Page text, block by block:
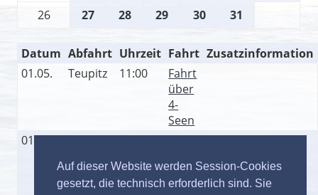
Auf dieser Website werden Session-Cookies
gesetzt, die technisch erforderlich sind. Sie
26
27 28 29 30 31
Datum Abfahrt Uhrzeit Fahrt Zusatzinformation
01.05.
Teupitz 11:00
Fahrt
über
4-
Seen
01.05.
Teupitz 14:00
Fahrt
7-
Seen